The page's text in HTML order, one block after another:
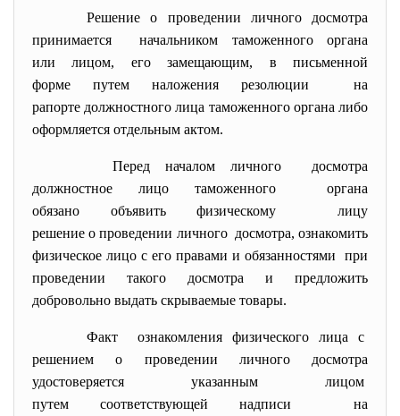
Решение о проведении личного досмотра
принимается начальником таможенного органа
или лицом, его замещающим, в письменной
форме путем наложения резолюции на
рапорте должностного лица таможенного органа либо
оформляется отдельным актом.
Перед началом личного досмотра
должностное лицо таможенного органа
обязано объявить физическому лицу
решение о проведении личного досмотра, ознакомить
физическое лицо с его правами и обязанностями при
проведении такого досмотра и предложить
добровольно выдать скрываемые товары.
Факт ознакомления физического лица с
решением о проведении личного досмотра
удостоверяется указанным лицом
путем соответствующей надписи на